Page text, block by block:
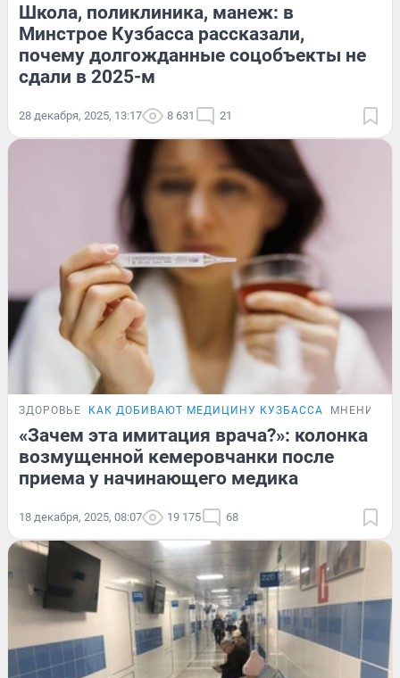
Школа, поликлиника, манеж: в
Минстрое Кузбасса рассказали,
почему долгожданные соцобъекты не
сдали в 2025-м
28 декабря, 2025, 13:17 8 631 21
ЗДОРОВЬЕ КАК ДОБИВАЮТ МЕДИЦИНУ КУЗБАССА МНЕНИЕ
«Зачем эта имитация врача?»: колонка
возмущенной кемеровчанки после
приема у начинающего медика
18 декабря, 2025, 08:07 19 175 68